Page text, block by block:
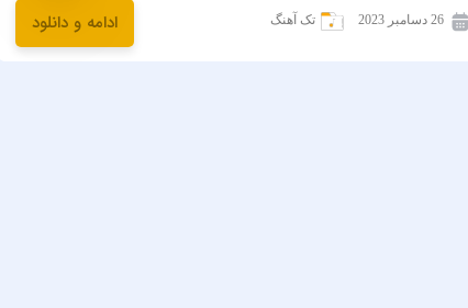
26 دسامبر 2023 تک آهنگ ادامه و دانلود